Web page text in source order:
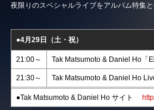
夜限りのスペシャルライブをアルバム特集
●4月29日（土・祝）
21:00～ Tak Matsumoto & Daniel Ho「
21:30～ Tak Matsumoto & Daniel Ho
●Tak Matsumoto & Daniel Ho サイト